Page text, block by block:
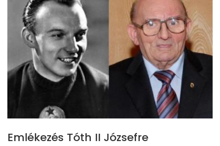
Emlékezés Tóth II Józsefre